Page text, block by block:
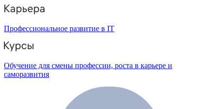
Профессиональное развитие в IT
Обучение для смены профессии, роста в карьере и
саморазвития